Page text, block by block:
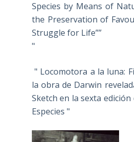
Species by Means of
the Preservation of
Struggle for Life””
"
" Locomotora a la luna:
la obra de Darwin
Sketch en la sexta
Especies "